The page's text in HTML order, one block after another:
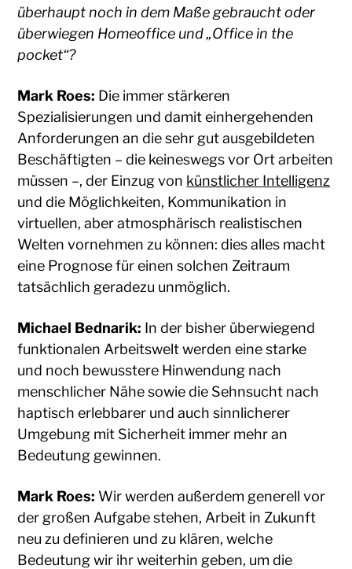
überhaupt noch in dem Maße gebraucht oder
überwiegen Homeoffice und „Office in the
pocket“?
Mark Roes: Die immer stärkeren
Spezialisierungen und damit einhergehenden
Anforderungen an die sehr gut ausgebildeten
Beschäftigten – die keineswegs vor Ort arbeiten
müssen –, der Einzug von künstlicher Intelligenz
und die Möglichkeiten, Kommunikation in
virtuellen, aber atmosphärisch realistischen
Welten vornehmen zu können: dies alles macht
eine Prognose für einen solchen Zeitraum
tatsächlich geradezu unmöglich.
Michael Bednarik: In der bisher überwiegend
funktionalen Arbeitswelt werden eine starke
und noch bewusstere Hinwendung nach
menschlicher Nähe sowie die Sehnsucht nach
haptisch erlebbarer und auch sinnlicherer
Umgebung mit Sicherheit immer mehr an
Bedeutung gewinnen.
Mark Roes: Wir werden außerdem generell vor
der großen Aufgabe stehen, Arbeit in Zukunft
neu zu definieren und zu klären, welche
Bedeutung wir ihr weiterhin geben, um die